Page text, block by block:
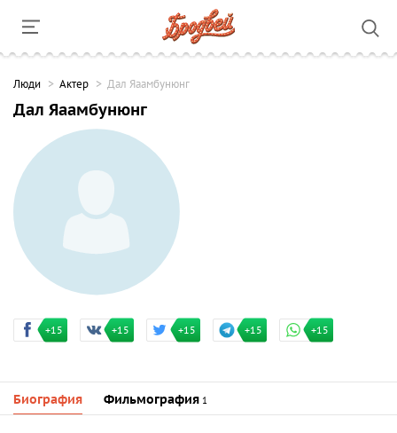
Люди Актер Дал Яаамбунюнг
Дал Яаамбунюнг
+15 +15 +15 +15 +15
Биография Фильмография 1